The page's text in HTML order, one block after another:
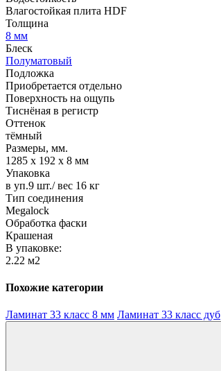
Влагостойкая плита HDF
Толщина
8 мм
Блеск
Полуматовый
Подложка
Приобретается отдельно
Поверхность на ощупь
Тиснёная в регистр
Оттенок
тёмный
Размеры, мм.
1285 х 192 х 8 мм
Упаковка
в уп.9 шт./ вес 16 кг
Тип соединения
Megalock
Обработка фаски
Крашеная
В упаковке:
2.22 м2
Похожие категории
Ламинат 33 класс 8 мм Ламинат 33 класс дуб